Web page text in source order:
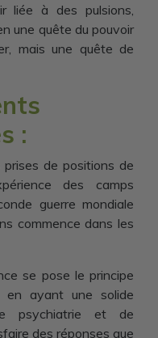
liée à des pulsions,
une quête du pouvoir
mais une quête de
:
prises de positions de
des camps
guerre mondiale
commence dans les
se pose le principe
en ayant une solide
psychiatrie et de
des réponses que